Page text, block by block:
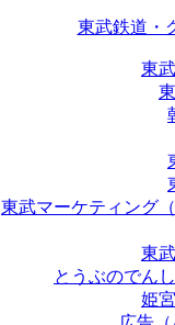
東武鉄道・
東
東武マーケティング
東
とうぶのでん
姫